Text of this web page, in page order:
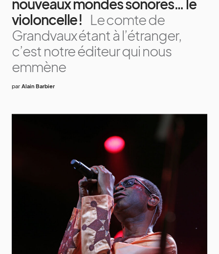
nouveaux mondes sonores… le
violoncelle ! Le comte de
Grandvaux étant à l’étranger,
c’est notre éditeur qui nous
emmène
par Alain Barbier